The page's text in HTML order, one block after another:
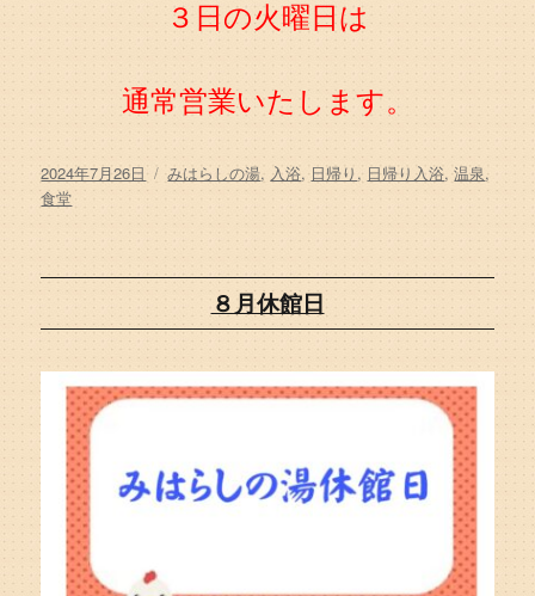
３日の火曜日は
通常営業いたします。
投
稿
日:
2024年7月26日
カ
テ
ゴ
ー
みはらしの湯, 入浴,日帰り , 日帰り入浴,温泉,
食堂
８月休館日